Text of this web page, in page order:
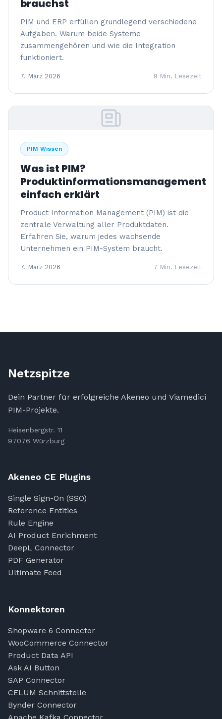
brauchst
PIM und ERP erfüllen grundlegend verschiedene
Aufgaben. Warum beide Systeme
zusammengehören und wie die Integration
funktioniert.
7. März 2026 9 Min. Lesezeit
PIM Wissen
Was ist PIM?
Produktinformationsmanagement
einfach erklärt
Product Information Management (PIM) ist die
zentrale Verwaltung aller Produktdaten.
Erfahren Sie, warum jedes wachsende
Unternehmen ein PIM-System braucht.
7. März 2026 7 Min. Lesezeit
Netzspitze
Dein Partner für erfolgreiche Akeneo und Viamedici
PIM-Projekte.
Heisenbergstr. 11
97076 Würzburg
Akeneo CE Plugins
Single Sign-On (SSO)
Reference Entities
Rule Engine
AI Product Enrichment
DeepL Connector
PDF Generator
Ultimate Feed
Konnektoren
Shopware 6 Connector
WooCommerce Connector
Product Data API
Ask AI Button
SAP Connector
CELUM Schnittstelle
Bynder Connector